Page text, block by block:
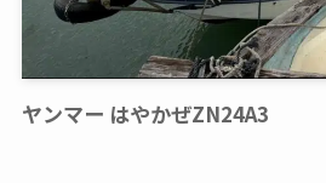
ヤンマー はやかぜZN24A3